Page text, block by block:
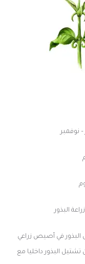
– نوفمبر
البذور في أصيص زراعي
البذور داخليا مع